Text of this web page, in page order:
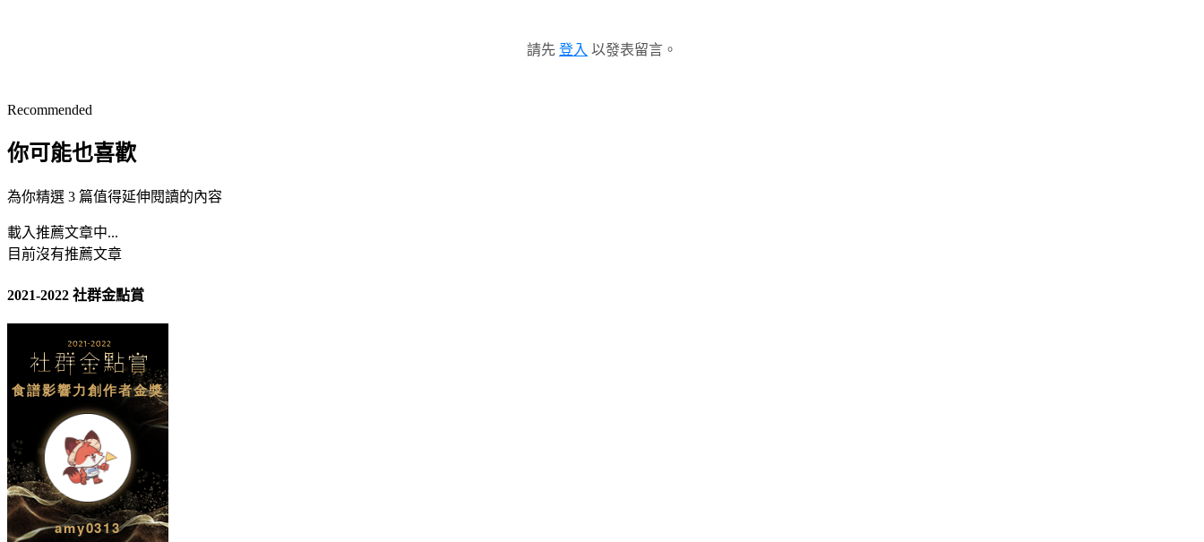
請先 登入 以發表留言。
Recommended
你可能也喜歡
為你精選 3 篇值得延伸閱讀的內容
載入推薦文章中...
目前沒有推薦文章
2021-2022 社群金點賞